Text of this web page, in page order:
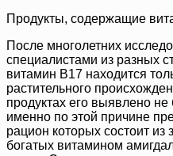
Продукты, содержащие
После многолетних
специалистами из разных
витамин B17 находится
растительного
продуктах его выявлено
именно по этой причине
рацион которых состоит из
богатых витамином